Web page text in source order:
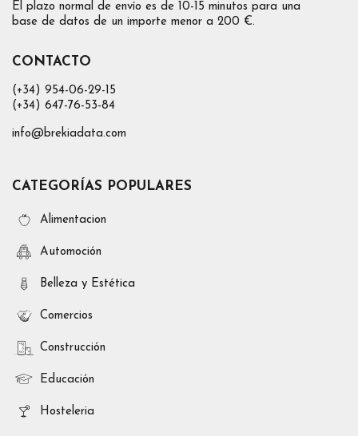
El plazo normal de envío es de 10-15 minutos para una
base de datos de un importe menor a 200 €.
CONTACTO
(+34) 954-06-29-15
(+34) 647-76-53-84
info@brekiadata.com
CATEGORÍAS POPULARES
Alimentacion
Automoción
Belleza y Estética
Comercios
Construcción
Educación
Hosteleria